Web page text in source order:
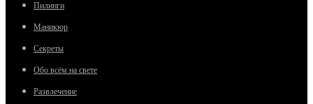
Пилинги
Маникюр
Секреты
Обо всём на свете
Развлечение